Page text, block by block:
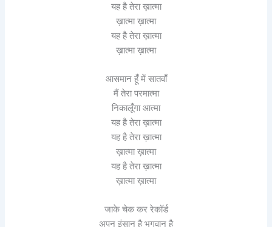
यह है तेरा ख़ात्मा
ख़ात्मा ख़ात्मा
यह है तेरा ख़ात्मा
ख़ात्मा ख़ात्मा
आसमान हूँ में सातवाँ
मैं तेरा परमात्मा
निकालूँगा आत्मा
यह है तेरा ख़ात्मा
यह है तेरा ख़ात्मा
ख़ात्मा ख़ात्मा
यह है तेरा ख़ात्मा
ख़ात्मा ख़ात्मा
जाके चेक कर रेकॉर्ड
अपुन इंसान है भगवान है